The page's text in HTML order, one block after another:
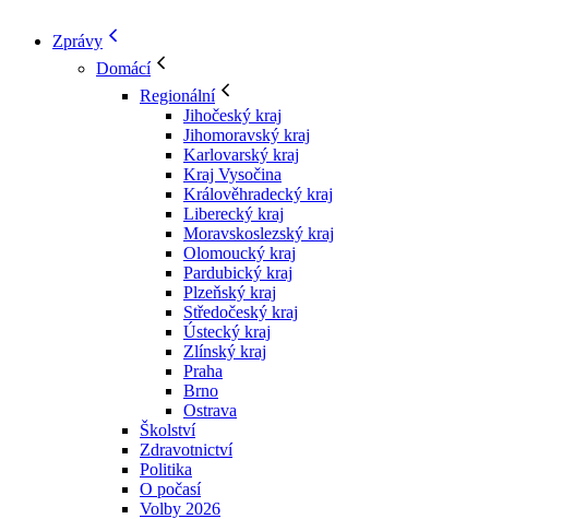
Zprávy
Domácí
Regionální
Jihočeský kraj
Jihomoravský kraj
Karlovarský kraj
Kraj Vysočina
Králověhradecký kraj
Liberecký kraj
Moravskoslezský kraj
Olomoucký kraj
Pardubický kraj
Plzeňský kraj
Středočeský kraj
Ústecký kraj
Zlínský kraj
Praha
Brno
Ostrava
Školství
Zdravotnictví
Politika
O počasí
Volby 2026